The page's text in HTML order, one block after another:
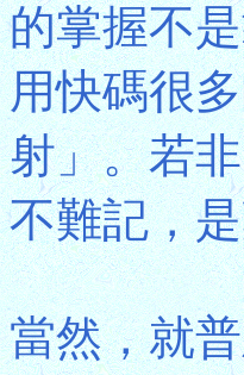
的掌握不
用快碼很
射」。若
不難記，
當然，就